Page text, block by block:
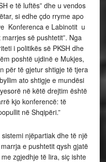
e të luftës” dhe u vendos
si edhe çdo rryme apo
Konferenca e Labinotit u
së pushtetit”. Nga
i politikës së PKSH dhe
poshtë ujdinë e Mukjes,
për të gjetur shtigje të tjera
ato shtigje e mundësi
në këtë drejtim është
kjo konferencë: të
në Shqipëri.”
njëpartiak dhe të një
e pushtetit qysh gjatë
zgjedhje të lira, siç ishte